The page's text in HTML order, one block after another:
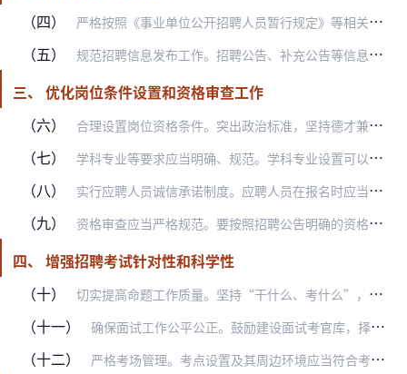
（四）
严格按照《事业单位公开招聘人员暂行规定》等相关规定实施招聘。对在高校等场所进行“校园招聘”、“现场招聘”以及按规定采用直接考察方式公开招聘的，均应按要求履行招聘…
（五） 规范招聘信息发布工作。招聘公告、补充公告等信息按程序备案后须在事业单位人事综合管理部门招聘平台公开发布，可同时在事业单位或者主管部门网站显著位置发布，不得仅通过…
三、 优化岗位条件设置和资格审查工作
（六）
合理设置岗位资格条件。突出政治标准，坚持德才兼备、以德为先，综合分析研判岗位职责要求和近几年招聘情况等，明确招聘岗位类别和等级，科学设置学历学位、学科专业、年龄…
（七） 学科专业等要求应当明确、规范。学科专业设置可以参考国家教育行政部门制定的学科专业目录、人力资源社会保障部门制定的技工院校专业目录等提出，也可参照当地省级事业单位…
（八） 实行应聘人员诚信承诺制度。应聘人员在报名时应当签署诚信承诺书，承诺所提供的信息真实准确，并承担不实承诺相关责任。
（九） 资格审查应当严格规范。要按照招聘公告明确的资格条件进行资格审查，符合公告所列条件的应聘人员原则上都应当允许进入下一个招聘环节，不得进行“简历筛选”。资格审查工作…
四、 增强招聘考试针对性和科学性
（十）
切实提高命题工作质量。坚持“干什么、考什么”，严格执行命题工作规则和要求，坚决防止出现试题抄袭拼凑、重复使用等问题。自主命题的，应当抽调熟悉人才测评技术和事业单…
（十一） 确保面试工作公平公正。鼓励建设面试考官库，择优确定理论素养高、熟悉招聘岗位相关业务、具有人才测评相关经验、公道正派的人员担任面试考官。面试考官一般应当在5人以上…
（十二） 严格考场管理。考点设置及其周边环境应当符合考务组织、保密、安全等工作要求，并采取有效的技术手段，防范作弊行为。加强考务人员业务培训，明确职责，对考试中发生的违纪…